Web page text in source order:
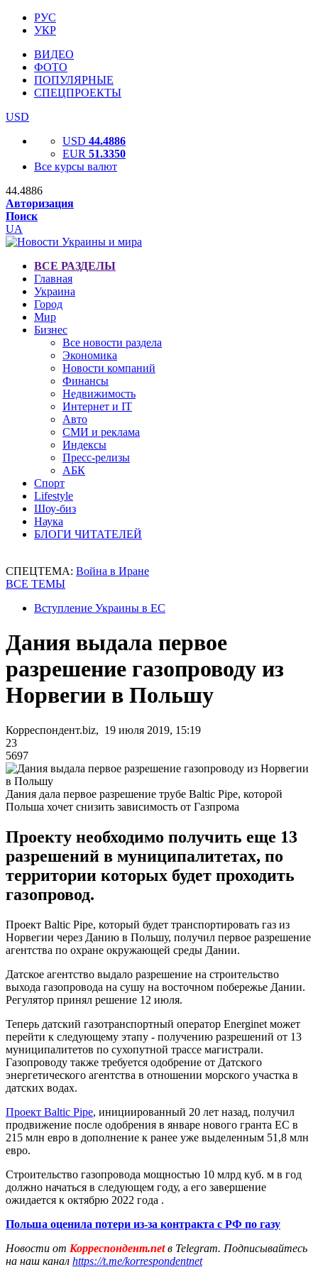
РУС
УКР
ВИДЕО
ФОТО
ПОПУЛЯРНЫЕ
СПЕЦПРОЕКТЫ
USD
USD 44.4886
EUR 51.3350
Все курсы валют
44.4886
Авторизация
Поиск
UA
ВСЕ РАЗДЕЛЫ
Главная
Украина
Город
Мир
Бизнес
Все новости раздела
Экономика
Новости компаний
Финансы
Недвижимость
Интернет и IT
Авто
СМИ и реклама
Индексы
Пресс-релизы
АБК
Спорт
Lifestyle
Шоу-биз
Наука
БЛОГИ ЧИТАТЕЛЕЙ
СПЕЦТЕМА: Война в Иране
ВСЕ ТЕМЫ
Вступление Украины в ЕС
Дания выдала первое
разрешение газопроводу из
Норвегии в Польшу
Корреспондент.biz, 19 июля 2019, 15:19
23
5697
Дания дала первое разрешение трубе Baltic Pipe, которой
Польша хочет снизить зависимость от Газпрома
Проекту необходимо получить еще 13
разрешений в муниципалитетах, по
территории которых будет проходить
газопровод.
Проект Baltic Pipe, который будет транспортировать газ из
Норвегии через Данию в Польшу, получил первое разрешение
агентства по охране окружающей среды Дании.
Датское агентство выдало разрешение на строительство
выхода газопровода на сушу на восточном побережье Дании.
Регулятор принял решение 12 июля.
Теперь датский газотранспортный оператор Energinet может
перейти к следующему этапу - получению разрешений от 13
муниципалитетов по сухопутной трассе магистрали.
Газопроводу также требуется одобрение от Датского
энергетического агентства в отношении морского участка в
датских водах.
Проект Baltic Pipe, инициированный 20 лет назад, получил
продвижение после одобрения в январе нового гранта ЕС в
215 млн евро в дополнение к ранее уже выделенным 51,8 млн
евро.
Строительство газопровода мощностью 10 млрд куб. м в год
должно начаться в следующем году, а его завершение
ожидается к октябрю 2022 года .
Польша оценила потери из-за контракта с РФ по газу
Новости от Корреспондент.netв Telegram. Подписывайтесь
на наш канал https://t.me/korrespondentnet